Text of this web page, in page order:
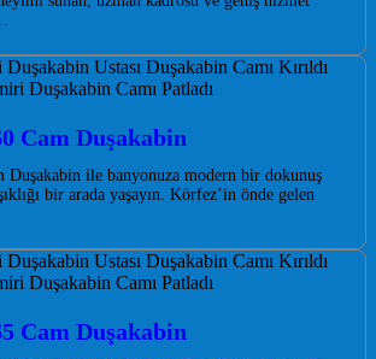
Cam Duşakabin
Duşakabin ile banyonuza modern bir dokunuş
bir arada yaşayın. Körfez’in önde gelen
Cam Duşakabin